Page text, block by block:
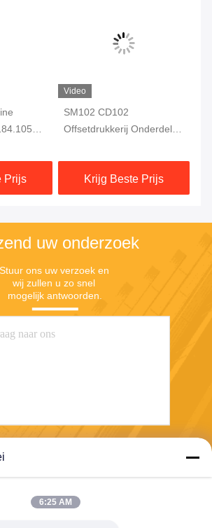
Klep
Prijs
Video
SM102 CD102
Offsetdrukkerij Onderdelen
Krijg Beste Prijs
uw onderzoek
Stuur ons uw verzoek en
wij zullen u zo snel
mogelijk antwoorden.
6:25 AM